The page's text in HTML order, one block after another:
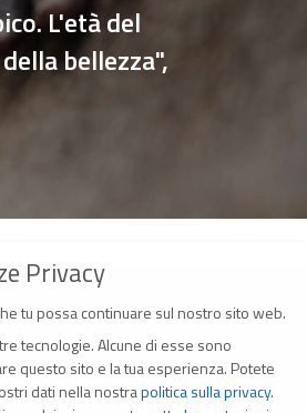
L'età del
bellezza",
Privacy
tu possa continuare sul nostro sito web.
tecnologie. Alcune di esse sono
questo sito e la tua esperienza. Potete
dati nella nostrapolitica sulla privacy.